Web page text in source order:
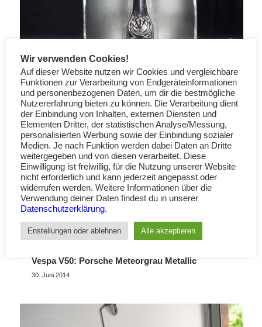
Vespa V50: Porsche Meteorgrau Metallic
30. Juni 2014
Wir verwenden Cookies!
Auf dieser Website nutzen wir Cookies und vergleichbare
Funktionen zur Verarbeitung von Endgeräteinformationen
und personenbezogenen Daten, um dir die bestmögliche
Nutzererfahrung bieten zu können. Die Verarbeitung dient
der Einbindung von Inhalten, externen Diensten und
Elementen Dritter, der statistischen Analyse/Messung,
personalisierten Werbung sowie der Einbindung sozialer
Medien. Je nach Funktion werden dabei Daten an Dritte
weitergegeben und von diesen verarbeitet. Diese
Einwilligung ist freiwillig, für die Nutzung unserer Website
nicht erforderlich und kann jederzeit angepasst oder
widerrufen werden. Weitere Informationen über die
Verwendung deiner Daten findest du in unserer
Datenschutzerklärung.
Enstellungen oder ablehnen Alle akzeptieren